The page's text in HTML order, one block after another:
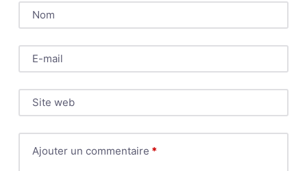
Nom
E-mail
Site web
Ajouter un commentaire *